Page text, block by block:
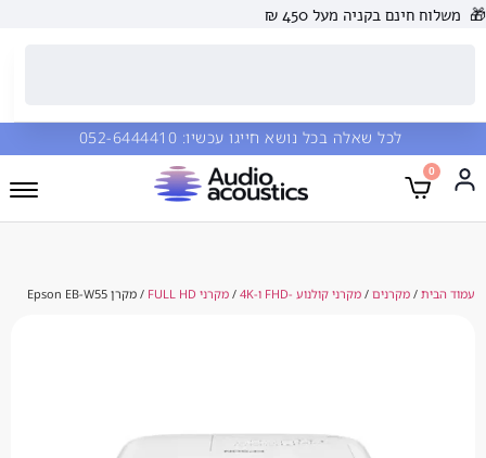
בקניה מעל 450 ₪
שאלה בכל נושא חייגו עכשיו: 052-6444410
/מקרני קולנוע -FHD ו-4K /מקרני FULL HD / מקרן Epson EB-W55